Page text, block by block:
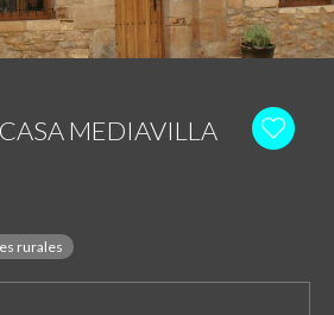
MEDIAVILLA
rurales